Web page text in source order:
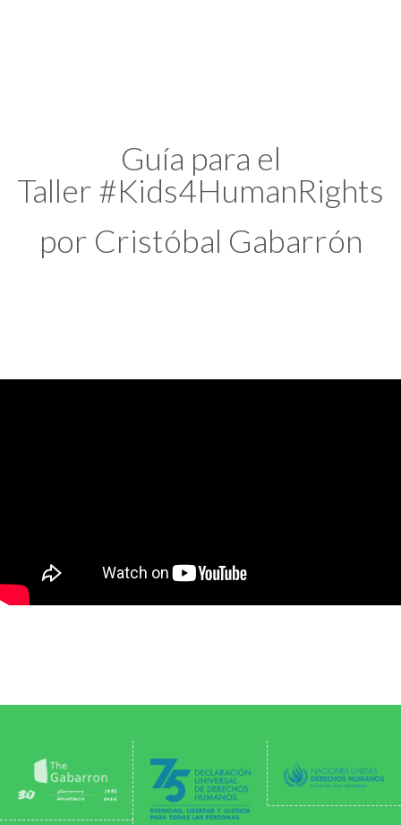
Guía para el
Taller #Kids4HumanRights
por Cristóbal Gabarrón